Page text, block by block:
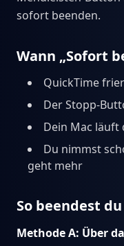
sofort beenden.
Wann „Sofort
QuickTime
Der Stopp-
Dein Mac läuft
Du nimmst
geht mehr
So beendest
Methode A: Über